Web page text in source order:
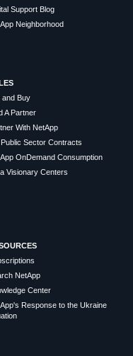
Support Blog
Neighborhood
and Buy
A Partner
With NetApp
Sector Contracts
OnDemand Consumption
Visionary Centers
NetApp
Center
Response to the Ukraine